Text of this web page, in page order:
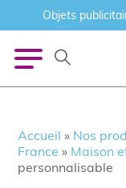
Objets
Accueil » Nos
France » Maison
personnalisable